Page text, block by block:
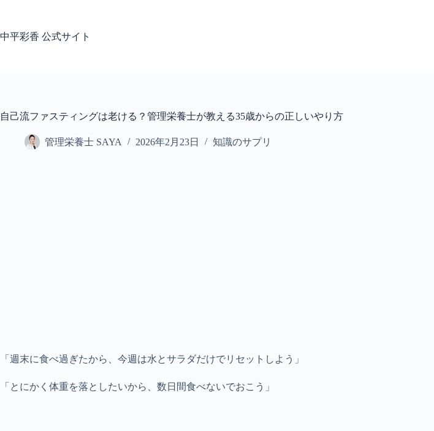
テ
ン
プ
中平彩香 公式サイト
自己流ファスティングは老ける？管理栄養士が教える35歳からの正しいやり方
管理栄養士 SAYA 2026年2月23日 知識のサプリ
「週末に食べ過ぎたから、今週は水とサラダだけでリセットしよう」
「とにかく体重を落としたいから、数日間食べないでおこう」